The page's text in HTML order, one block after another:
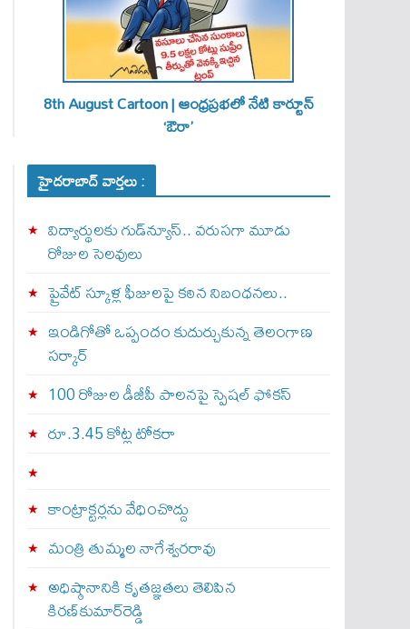
8th August Cartoon | ఆంధ్రప్రభలో నేటి కార్టూన్
‘ఔరా’
హైదరాబాద్ వార్తలు :
విద్యార్థులకు గుడ్‌న్యూస్.. వరుసగా మూడు
రోజుల సెలవులు
ప్రైవేట్ స్కూళ్ల ఫీజులపై కఠిన నిబంధనలు..
ఇండిగోతో ఒప్పందం కుదుర్చుకున్న తెలంగాణ
స‌ర్కార్
100 రోజుల డీజీపీ పాలనపై స్పెషల్ ఫోకస్
రూ.3.45 కోట్ల టోకరా
కాంట్రాక్టర్లను వేధించొద్దు
మంత్రి తుమ్మల నాగేశ్వరరావు
అధిష్ఠానానికి కృతజ్ఞతలు తెలిపిన
కిరణ్‌కుమార్‌రెడ్డి